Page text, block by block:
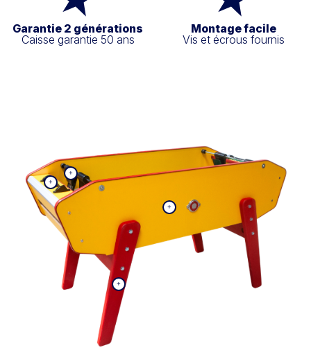
Garantie 2 générations
Caisse garantie 50 ans
Montage facile
Vis et écrous fournis